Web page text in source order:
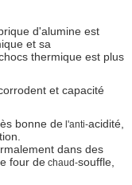
d'alumine est
et sa
thermique est plus
et capacité
bonne de l'anti-acidité,
dans des
four de chaud-souffle,